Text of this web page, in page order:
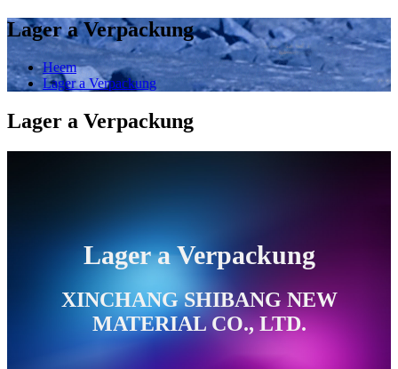
Lager a Verpackung
Heem
Lager a Verpackung
Lager a Verpackung
Lager a Verpackung
XINCHANG SHIBANG NEW
MATERIAL CO., LTD.